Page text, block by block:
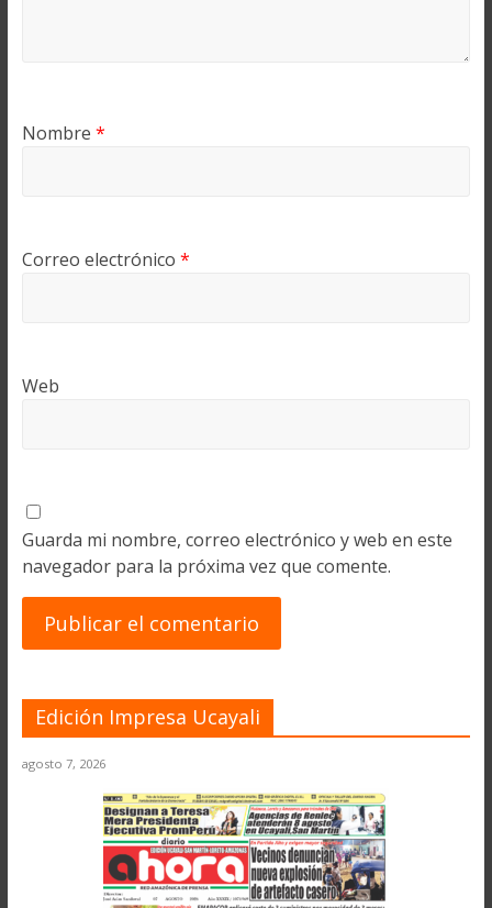
Nombre *
Correo electrónico *
Web
Guarda mi nombre, correo electrónico y web en este
navegador para la próxima vez que comente.
Edición Impresa Ucayali
agosto 7, 2026